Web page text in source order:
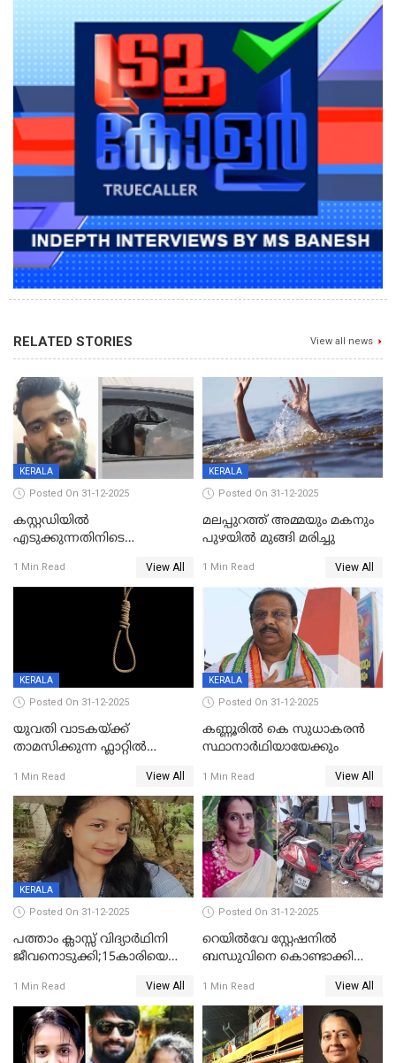
RELATED STORIES View all news
KERALA
Posted On 31-12-2025
കസ്റ്റഡിയിൽ
എടുക്കുന്നതിനിടെ
വധശ്രമക്കേസ് പ്രതി പിടിയിൽ
1 Min Read View All
KERALA
Posted On 31-12-2025
മലപ്പുറത്ത് അമ്മയും മകനും
പുഴയിൽ മുങ്ങി മരിച്ചു
1 Min Read View All
KERALA
Posted On 31-12-2025
യുവതി വാടകയ്ക്ക്
താമസിക്കുന്ന ഫ്ലാറ്റില്‍
സംഭവം കൈതപ്പൊയിലില്‍
1 Min Read View All
KERALA
Posted On 31-12-2025
കണ്ണൂരിൽ കെ സുധാകരൻ
സ്ഥാനാർഥിയായേക്കും
1 Min Read View All
KERALA
Posted On 31-12-2025
പത്താം ക്ലാസ്സ് വിദ്യാര്‍ഥിനി
ജീവനൊടുക്കി;15കാരിയെ
കിടപ്പുമുറിയില്‍ തൂങ്ങി മരിച്ച
നിലയിൽ
1 Min Read View All
Posted On 31-12-2025
റെയിൽവേ സ്റ്റേഷനിൽ
ബന്ധുവിനെ കൊണ്ടാക്കി
ലോറി സ്കൂട്ടറിൽ ഇടിച്ചു :
യുവതിക്ക് ദാരുണാന്ത്യം
1 Min Read View All